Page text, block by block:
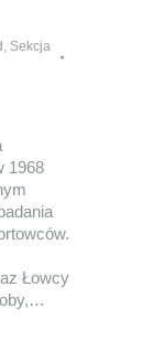
, Sekcja
1968
Łowcy